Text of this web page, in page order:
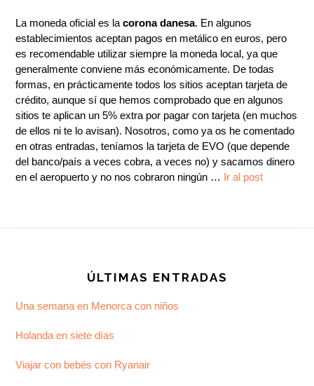
La moneda oficial es lacorona danesa. En algunos
establecimientos aceptan pagos en metálico en euros, pero
es recomendable utilizar siempre la moneda local, ya que
generalmente conviene más económicamente. De todas
formas, en prácticamente todos los sitios aceptan tarjeta de
crédito, aunque sí que hemos comprobado que en algunos
sitios te aplican un 5% extra por pagar con tarjeta (en muchos
de ellos ni te lo avisan). Nosotros, como ya os he comentado
en otras entradas, teníamos la tarjeta de EVO (que depende
del banco/país a veces cobra, a veces no) y sacamos dinero
en el aeropuerto y no nos cobraron ningún … Ir al post
ÚLTIMAS ENTRADAS
Una semana en Menorca con niños
Holanda en siete días
Viajar con bebés con Ryanair